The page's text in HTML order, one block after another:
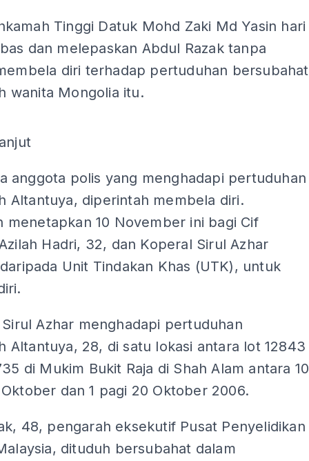
Tinggi Datuk Mohd Zaki Md Yasin hari
dan melepaskan Abdul Razak tanpa
diri terhadap pertuduhan bersubahat
wanita Mongolia itu.
anggota polis yang menghadapi pertuduhan
Altantuya, diperintah membela diri.
menetapkan 10 November ini bagi Cif
Hadri, 32, dan Koperal Sirul Azhar
Unit Tindakan Khas (UTK), untuk
Azhar menghadapi pertuduhan
Altantuya, 28, di satu lokasi antara lot 12843
di Mukim Bukit Raja di Shah Alam antara 10
dan 1 pagi 20 Oktober 2006.
48, pengarah eksekutif Pusat Penyelidikan
dituduh bersubahat dalam